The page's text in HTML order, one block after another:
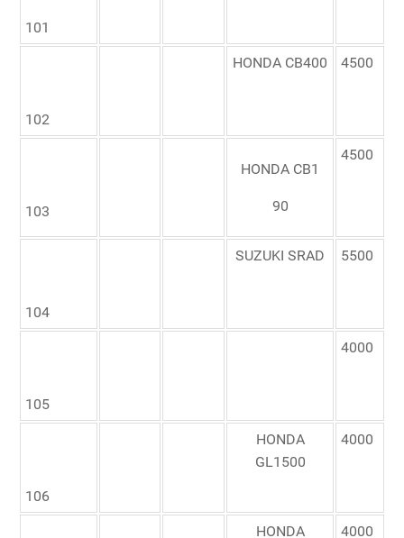
101
102
HONDA CB400 4500
103
HONDA CB1
90
4500
104
SUZUKI SRAD 5500
105
4000
106
HONDA
GL1500
4000
HONDA 4000